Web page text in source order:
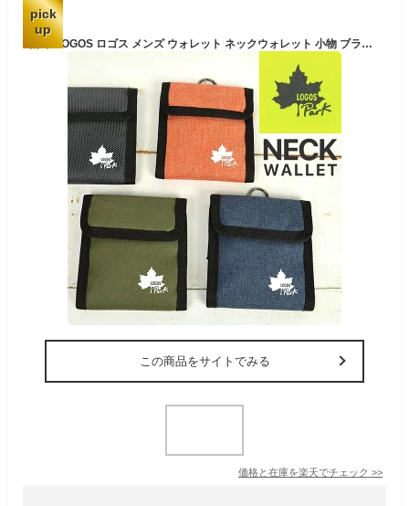
pick
up
財布 LOGOS ロゴス メンズ ウォレット ネックウォレット 小物 ブランド雑貨 コンパクト LOGOSPark ブランド アウトドア レディース 男性 大人 かっこいい カジュアル 普段使い カードケース マジックテープ 札入れ 小銭入れ ネックストラップ
この商品をサイトでみる
価格と在庫を楽天でチェック >>